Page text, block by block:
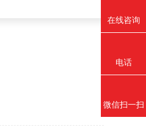
在线咨询
电话
微信扫一扫